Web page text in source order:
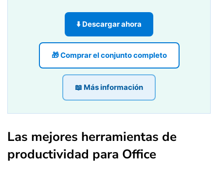
⬇️ Descargar ahora
🎁 Comprar el conjunto completo
📖 Más información
Las mejores herramientas de
productividad para Office